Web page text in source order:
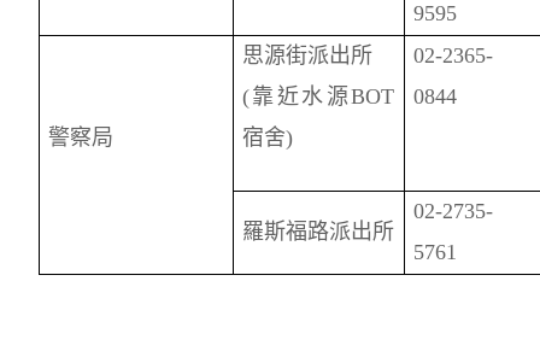
9595
警察局
思源街派出所
(靠近水源BOT
宿舍)
02-2365-
0844
羅斯福路派出所
02-2735-
5761